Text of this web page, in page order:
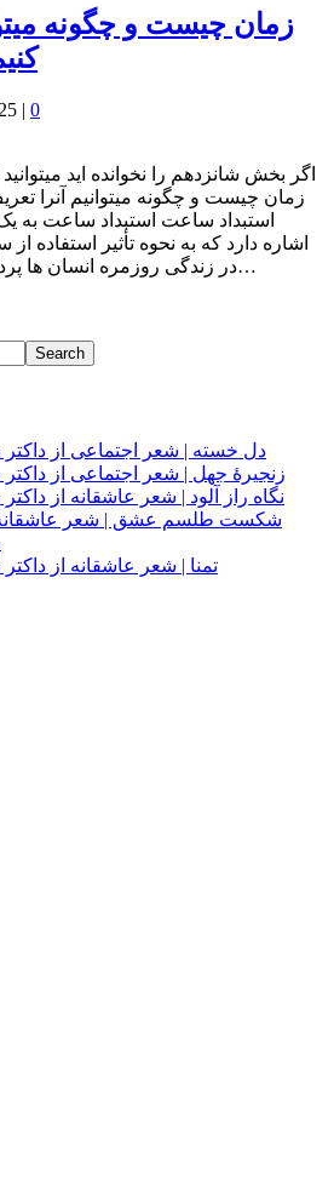
| 0
زمان چیست و چگونه میتوانیم آنرا
استبداد ساعت استبداد ساعت به
اشاره دارد که به نحوه تأثیر استفاده
در زندگی روزمره انسان ها پرداخته و بیانگر این است که…
Search
دل خسته | شعر اجتماعی از
زنجیرهٔ جهل | شعر اجتماعی از
نگاه راز آلود | شعر عاشقانه از
شکست طلسم عشق | شعر عاشقانه و
تمنا | شعر عاشقانه از